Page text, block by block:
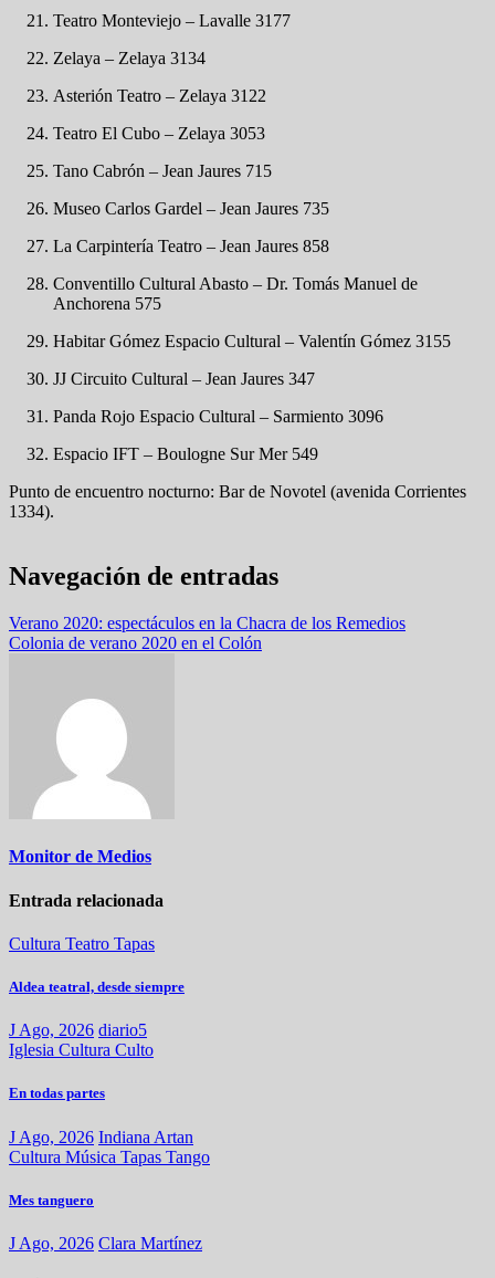
Teatro Monteviejo – Lavalle 3177
Zelaya – Zelaya 3134
Asterión Teatro – Zelaya 3122
Teatro El Cubo – Zelaya 3053
Tano Cabrón – Jean Jaures 715
Museo Carlos Gardel – Jean Jaures 735
La Carpintería Teatro – Jean Jaures 858
Conventillo Cultural Abasto – Dr. Tomás Manuel de
Anchorena 575
Habitar Gómez Espacio Cultural – Valentín Gómez 3155
JJ Circuito Cultural – Jean Jaures 347
Panda Rojo Espacio Cultural – Sarmiento 3096
Espacio IFT – Boulogne Sur Mer 549
Punto de encuentro nocturno: Bar de Novotel (avenida Corrientes
1334).
Navegación de entradas
Verano 2020: espectáculos en la Chacra de los Remedios
Colonia de verano 2020 en el Colón
Monitor de Medios
Entrada relacionada
Cultura Teatro Tapas
Aldea teatral, desde siempre
J Ago, 2026 diario5
Iglesia Cultura Culto
En todas partes
J Ago, 2026 Indiana Artan
Cultura Música Tapas Tango
Mes tanguero
J Ago, 2026 Clara Martínez